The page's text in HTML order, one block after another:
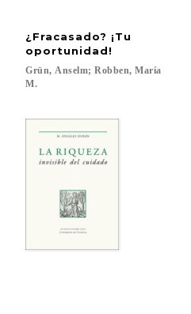
¿Fracasado? ¡Tu
oportunidad!
Grün, Anselm; Robben, María
M.